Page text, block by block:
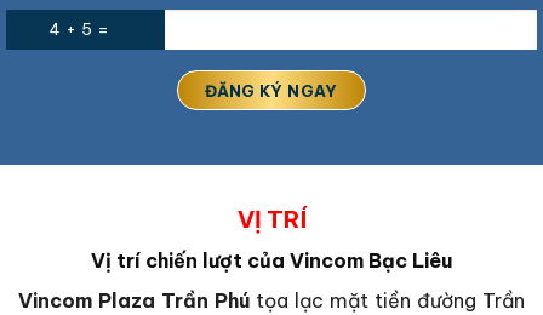
4 + 5 =
VỊ TRÍ
Vị trí chiến lượt của Vincom Bạc Liêu
Vincom Plaza Trần Phú tọa lạc mặt tiền đường Trần